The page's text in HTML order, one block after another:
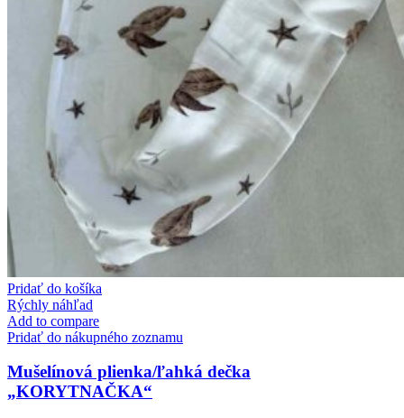
Pridať do košíka
Rýchly náhľad
Add to compare
Pridať do nákupného zoznamu
Mušelínová plienka/ľahká dečka
„KORYTNAČKA“